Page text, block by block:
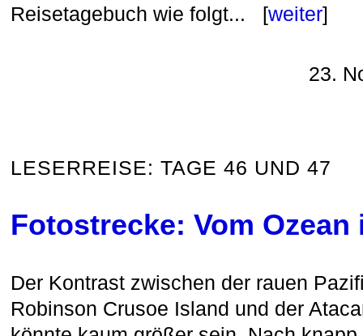
Reisetagebuch wie folgt... [weiter]
23.
LESERREISE: TAGE 46 UND 47
Fotostrecke: Vom Ozean
Der Kontrast zwischen der rauen
Robinson Crusoe Island und der